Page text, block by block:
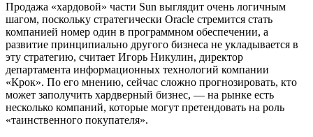
Продажа «хардовой» части Sun выглядит очень логичным
шагом, поскольку стратегически Oracle стремится стать
компанией номер один в программном обеспечении, а
развитие принципиально другого бизнеса не укладывается в
эту стратегию, считает Игорь Никулин, директор
департамента информационных технологий компании
«Крок». По его мнению, сейчас сложно прогнозировать, кто
может заполучить хардверный бизнес, — на рынке есть
несколько компаний, которые могут претендовать на роль
«таинственного покупателя».